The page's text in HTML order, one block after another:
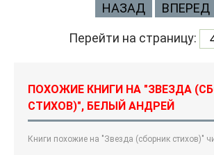
НАЗАД ВПЕРЕД
Перейти на страницу:
ПОХОЖИЕ КНИГИ НА "ЗВЕЗДА
СТИХОВ)", БЕЛЫЙ АНДРЕЙ
Книги похожие на "Звезда (сборник стихов)"